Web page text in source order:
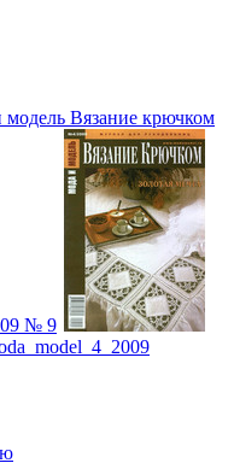
Вязание крючком
№ 9